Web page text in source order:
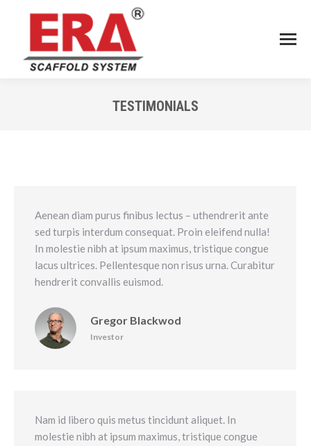
TESTIMONIALS
Gregor Blackwod
Investor
Aenean diam purus finibus lectus – uthendrerit ante
sed turpis interdum consequat. Proin eleifend nulla!
In molestie nibh at ipsum maximus, tristique congue
lacus ultrices. Pellentesque non risus urna. Curabitur
hendrerit convallis euismod.
Nam id libero quis metus tincidunt aliquet. In
molestie nibh at ipsum maximus, tristique congue